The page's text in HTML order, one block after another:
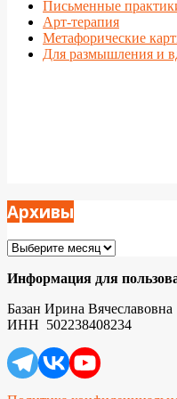
Письменные
Арт-терапия
Метафорические
Для размышления и
Архивы
Архивы
Информация для
Базан Ирина Вячеславовна
ИНН 502238408234